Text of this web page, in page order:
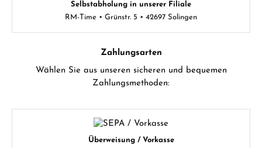
Selbstabholung in unserer Filiale
RM-Time • Grünstr. 5 • 42697 Solingen
Zahlungsarten
Wählen Sie aus unseren sicheren und bequemen
Zahlungsmethoden:
Überweisung / Vorkasse